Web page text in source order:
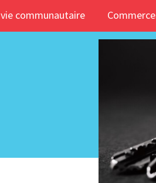
communautaire